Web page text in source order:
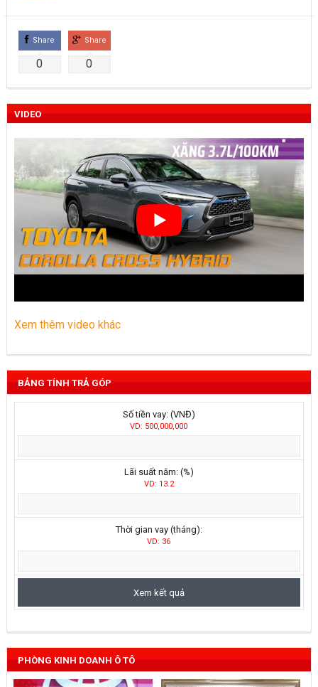
được ra mắt tại Việt Nam
Những dòng xe Toyota đang phổ biến nhất trên thị trường
Lựa chọn Toyota Corolla Cross hay Mazda CX-5 trong phân
Những thay đổi trên dòng xe Vios 2022
Share
0
Share
0
VIDEO
Xem thêm video khác
BẢNG TÍNH TRẢ GÓP
Số tiền vay: (VNĐ)
VD: 500,000,000
Lãi suất năm: (%)
VD: 13.2
Thời gian vay (tháng):
VD: 36
PHÒNG KINH DOANH Ô TÔ